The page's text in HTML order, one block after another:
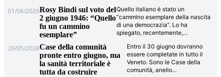
01/06/2026Rosy Bindi sul voto del
2 giugno 1946: “Quello
fu un cammino
esemplare”
Quello italiano è stato un
“cammino esemplare della nascita
di una democrazia”. Lo ha
spiegato, recentemente,...
29/05/2026Case della comunità
pronte entro giugno, ma
la sanità territoriale è
tutta da costruire
Entro il 30 giugno dovranno
essere completate in tutto il
Veneto. Sono le Case della
comunità, anello...